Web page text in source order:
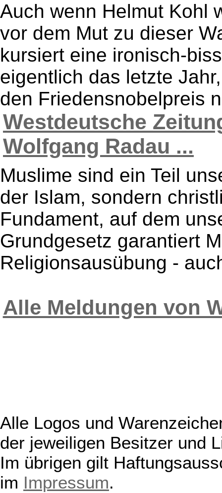
Auch wenn Helmut Kohl
vor dem Mut zu dieser
kursiert eine ironisch-
eigentlich das letzte
den Friedensnobelpreis
Westdeutsche
Wolfgang Radau ...
Muslime sind ein Teil
der Islam, sondern
Fundament, auf dem
Grundgesetz garantiert
Religionsausübung -
Alle Meldungen von
Alle Logos und
der jeweiligen Besitzer und
Im übrigen gilt
im Impressum.